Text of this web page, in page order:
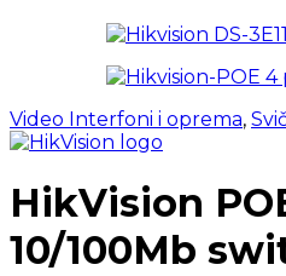
Video Interfoni i oprema,
HikVision
10/100Mb